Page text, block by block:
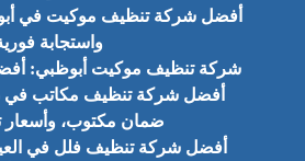
أفضل شركة تنظيف موكيت في
واستجابة
شركة تنظيف موكيت أبوظبي:
أفضل شركة تنظيف مكاتب في
ضمان مكتوب، وأسعار
أفضل شركة تنظيف فلل في